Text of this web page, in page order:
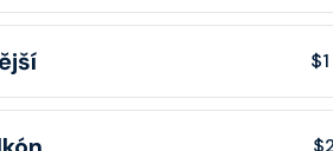
kajuta poskytuje pohovku, fén,
šatnu, nastavitelnou klimatizaci,
noční stolky, trezor.
kajuta s oknem poskytuje pohovku,